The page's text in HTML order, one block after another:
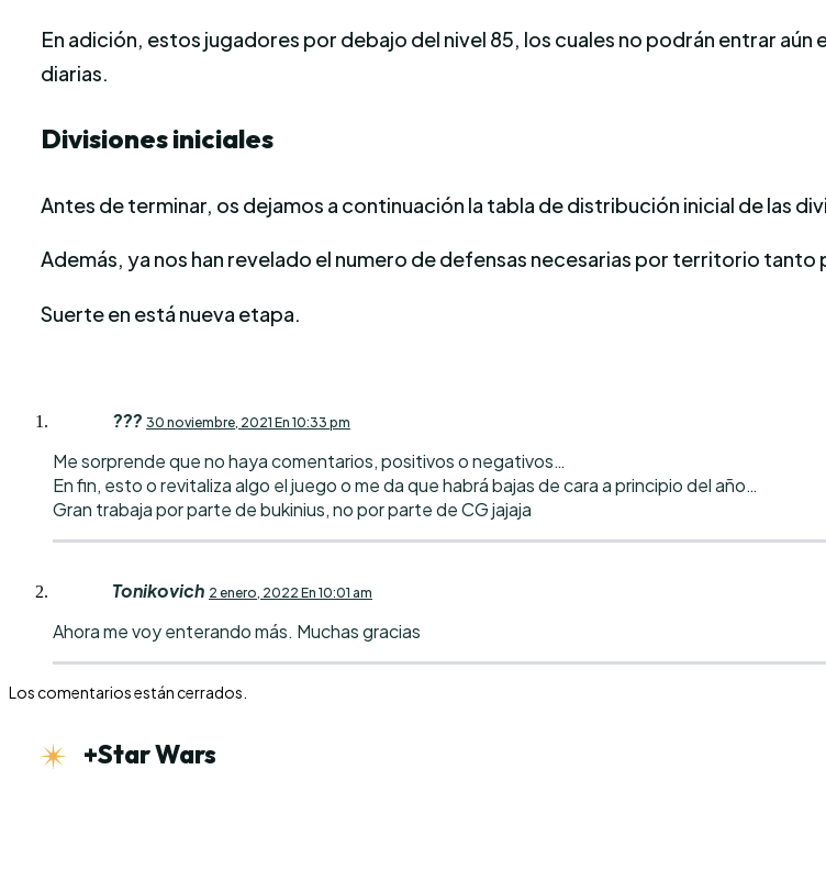
En adición, estos jugadores por debajo del nivel 85, los cuales no podrán entrar
diarias.
Divisiones iniciales
Antes de terminar, os dejamos a continuación la tabla de distribución inicial de las
Además, ya nos han revelado el numero de defensas necesarias por territorio
Suerte en está nueva etapa.
??? 30 noviembre, 2021 En 10:33 pm
Me sorprende que no haya comentarios, positivos o negativos…
En fin, esto o revitaliza algo el juego o me da que habrá bajas de cara a principio del año…
Gran trabaja por parte de bukinius, no por parte de CG jajaja
Tonikovich 2 enero, 2022 En 10:01 am
Ahora me voy enterando más. Muchas gracias
Los comentarios están cerrados.
+Star Wars